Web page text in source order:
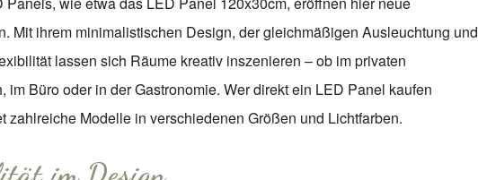
Mit ihrem minimalistischen Design, der gleichmäßigen Ausleuchtung und
lassen sich Räume kreativ inszenieren – ob im privaten
im Büro oder in der Gastronomie. Wer direkt ein LED Panel kaufen
zahlreiche Modelle in verschiedenen Größen und Lichtfarben.